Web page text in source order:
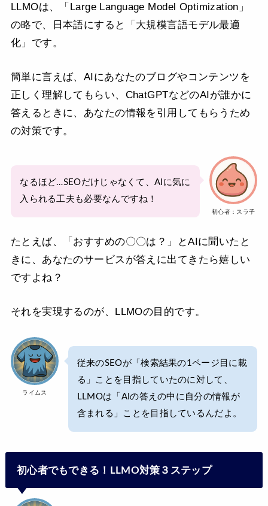
LLMOは、「Large Language Model Optimization」
の略で、日本語にすると「大規模言語モデル最適
化」です。
簡単に言えば、AIにあなたのブログやコンテンツを
正しく理解してもらい、ChatGPTなどのAIが誰かに
答えるときに、あなたの情報を引用してもらうため
の対策です。
初心者：スラ子
なるほど…SEOだけじゃなくて、AIに気に
入られる工夫も必要なんですね！
たとえば、「おすすめの〇〇は？」とAIに聞いたと
きに、あなたのサービスが答えに出てきたら嬉しい
ですよね？
それを実現するのが、LLMOの目的です。
ライムス
従来のSEOが「検索結果の1ページ目に載
る」ことを目指していたのに対して、
LLMOは「AIの答えの中に自分の情報が
含まれる」ことを目指しているんだよ。
初心者でもできる！LLMO対策３ステップ